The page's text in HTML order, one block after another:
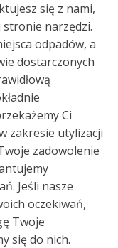
się z nami,
narzędzi.
odpadów, a
dostarczonych
Ci
zakresie utylizacji
zadowolenie
Jeśli nasze
oczekiwań,
Twoje
się do nich.